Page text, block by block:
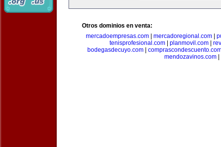
Otros dominios en venta:
mercadoempresas.com| mercadoregional.com|
tenisprofesional.com
planmovil.com
bodegasdecuyo.com
mendozavinos.com